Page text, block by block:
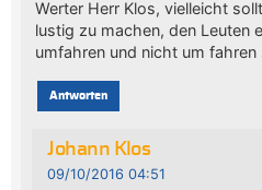
Werter Herr Klos, vielleicht
lustig zu machen, den Leuten
umfahren und nicht um fahren
Antworten
Johann Klos
09/10/2016 04:51